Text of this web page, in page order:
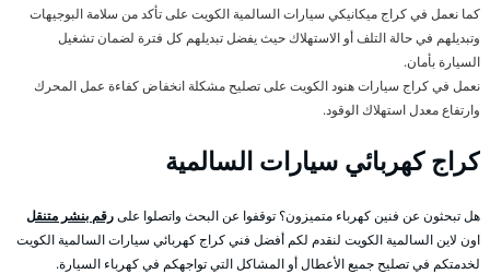
كما نعمل في كراج ميكانيكي سيارات السالمية الكويت على تأكد من سلامة البوجيهات
وتبديلهم في حالة التلف أو الاستهلاك حيث يفضل تبديلهم كل فترة لضمان تشغيل
السيارة بأمان.
نعمل في كراج سيارات هنود الكويت على تصليح مشكلة انخفاض كفاءة عمل المحرك
وارتفاع معدل استهلاك الوقود.
كراج كهربائي سيارات السالمية
هل تبحثون عن فنين كهرباء متميزون؟ توقفوا عن البحث واتصلوا علىرقم بنشر متنقل
اون لاين السالمية الكويت لنقدم لكم أفضل فني كراج كهربائي سيارات السالمية الكويت
لخدمتكم في تصليح جميع الأعطال أو المشاكل التي تواجهكم في كهرباء السيارة.